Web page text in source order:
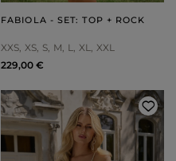
FABIOLA - SET: TOP + ROCK
XXS XS S M L XL XXL
229,00 €